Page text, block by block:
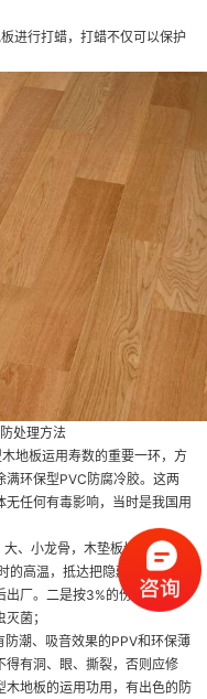
进行打蜡，打蜡不仅可以保护
处理方法
地板运用寿数的重要一环，方
满环保型PVC防腐冷胶。这两
任何有毒影响，当时是我国用
、小龙骨，木垫板均采用两种
高温，抵达把隐藏在木材表
厂。二是按3%的份额用清水
菌；
潮、吸音效果的PPV和环保薄
得有洞、眼、撕裂，否则应修
地板的运用功用，有出色的防